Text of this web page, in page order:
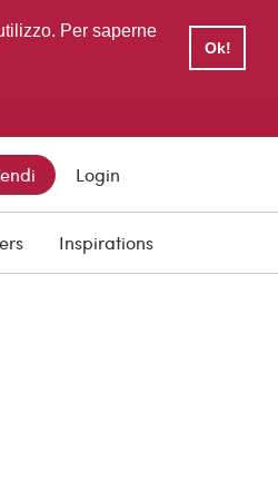
Per saperne
Ok!
Login
Inspirations